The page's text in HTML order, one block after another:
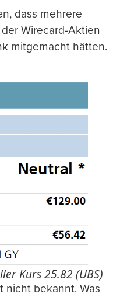
dass mehrere
Wirecard-Aktien
mitgemacht hätten.
Kurs 25.82 (UBS)
nicht bekannt. Was